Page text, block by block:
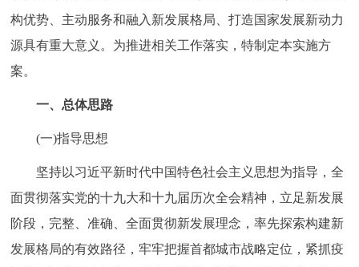
ENGLISH 한국어 日本語
DEUTSCH
ESPAÑOL
ITALIANO
回到顶部
构优势、主动服务和融入新发展格局、打造国家发展新动力
源具有重大意义。为推进相关工作落实，特制定本实施方
案。
一、总体思路
(一)指导思想
坚持以习近平新时代中国特色社会主义思想为指导，全
面贯彻落实党的十九大和十九届历次全会精神，立足新发展
阶段，完整、准确、全面贯彻新发展理念，率先探索构建新
发展格局的有效路径，牢牢把握首都城市战略定位，紧抓疫